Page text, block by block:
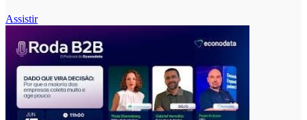
Assistir